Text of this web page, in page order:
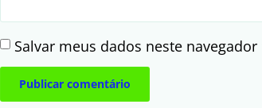
Salvar meus dados neste